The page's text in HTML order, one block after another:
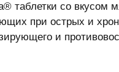
таблетки со вкусом
при острых и
и